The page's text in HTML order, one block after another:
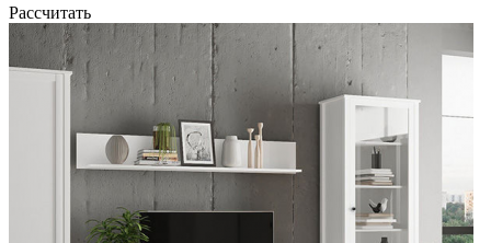
Рассчитать